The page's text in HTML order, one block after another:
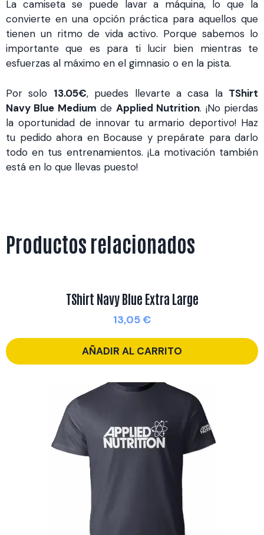
La camiseta se puede lavar a máquina, lo que la
convierte en una opción práctica para aquellos que
tienen un ritmo de vida activo. Porque sabemos lo
importante que es para ti lucir bien mientras te
esfuerzas al máximo en el gimnasio o en la pista.
Por solo 13.05€, puedes llevarte a casa la TShirt
Navy Blue Medium de Applied Nutrition. ¡No pierdas
la oportunidad de innovar tu armario deportivo! Haz
tu pedido ahora en Bocause y prepárate para darlo
todo en tus entrenamientos. ¡La motivación también
está en lo que llevas puesto!
Productos relacionados
TShirt Navy Blue Extra Large
13,05€
AÑADIR AL CARRITO